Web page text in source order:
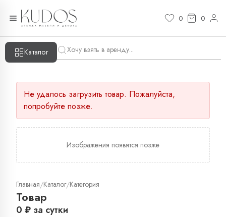
0 0
Каталог
Не удалось загрузить товар. Пожалуйста,
попробуйте позже.
Изображения появятся позже
Главная/Каталог/Категория
Товар
0 ₽ за сутки